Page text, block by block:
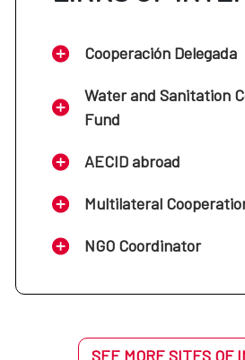
Cooperación Delegada
Water and Sanitation
Fund
AECID abroad
Multilateral
NGO Coordinator
SEE MORE SITES OF